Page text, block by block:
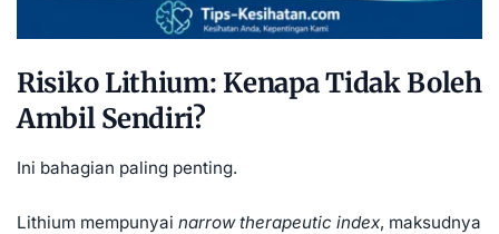
Risiko Lithium: Kenapa Tidak Boleh
Ambil Sendiri?
Ini bahagian paling penting.
Lithium mempunyai narrow therapeutic index, maksudnya